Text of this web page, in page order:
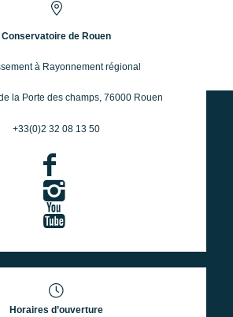
Conservatoire de Rouen
à Rayonnement régional
la Porte des champs, 76000 Rouen
+33(0)2 32 08 13 50
Horaires d’ouverture